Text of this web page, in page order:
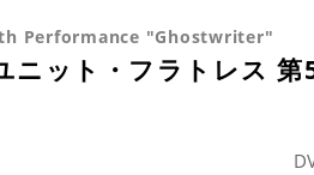
Performance "Ghostwriter"
ニット・フラトレス